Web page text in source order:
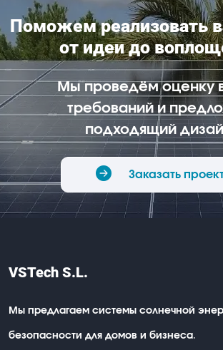
Поможем реализовать
от идеи до
Мы проведём оценку
требований и
подходящий
Заказать
VSTech S.L.
Мы предлагаем системы солнечной
безопасности для домов и бизнеса.